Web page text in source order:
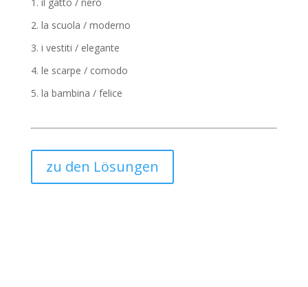
la scuola / moderno
i vestiti / elegante
le scarpe / comodo
la bambina / felice
zu den Lösungen